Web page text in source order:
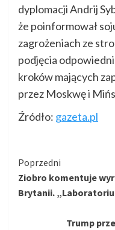
dyplomacji Andrij
że poinformował
zagrożeniach ze
podjęcia
kroków mających
przez Moskwę i
Źródło: gazeta.pl
Kontynuuj
czytanie
Poprzedni
Ziobro komentuje
Brytanii.
Trump